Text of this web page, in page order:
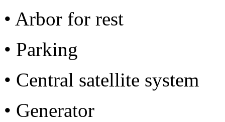
• Arbor for rest
• Parking
• Central satellite system
• Generator